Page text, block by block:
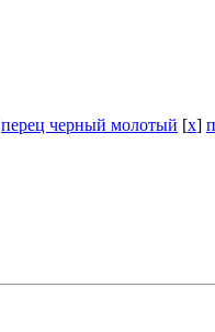
перец черный молотый [x]